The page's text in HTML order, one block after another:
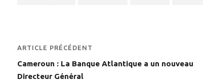
ARTICLE PRÉCÉDENT
Cameroun : La Banque Atlantique a un nouveau
Directeur Général